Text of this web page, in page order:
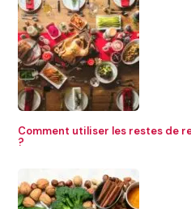
Comment utiliser les restes de
?